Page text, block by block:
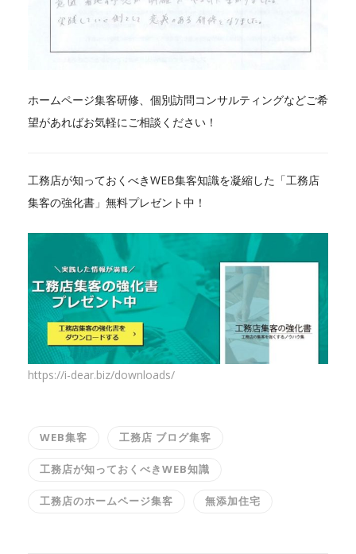
ホームページ集客研修、個別訪問コンサルティングなどご希
望があればお気軽にご相談ください！
工務店が知っておくべきWEB集客知識を凝縮した「工務店
集客の強化書」無料プレゼント中！
https://i-dear.biz/downloads/
WEB集客 工務店 ブログ集客
工務店が知っておくべきWEB知識
工務店のホームページ集客 無添加住宅